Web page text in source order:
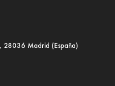
28036 Madrid (España)